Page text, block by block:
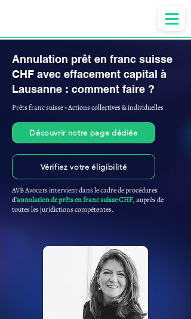
Annulation prêt en franc suisse
CHF avec effacement capital à
Lausanne : comment faire ?
Prêts franc suisse▪︎Actions collectives & individuelles
Découvrir notre page dédiée
Vérifiez votre éligibilité
AVB Avocats intervient dans le cadre de procédures
d'annulation de prêts en franc suisse CHF, auprès de
toutes les juridictions compétentes.